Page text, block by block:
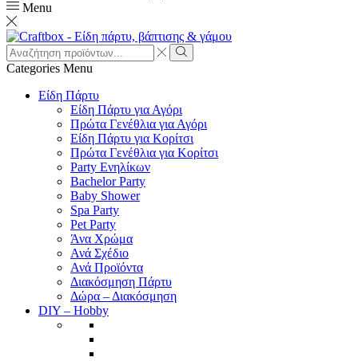
Menu
Search
input
Search
Categories Menu
Είδη Πάρτυ
Είδη Πάρτυ για Αγόρι
Πρώτα Γενέθλια για Αγόρι
Είδη Πάρτυ για Κορίτσι
Πρώτα Γενέθλια για Κορίτσι
Party Ενηλίκων
Bachelor Party
Baby Shower
Spa Party
Pet Party
Άνα Χρώμα
Ανά Σχέδιο
Ανά Προϊόντα
Διακόσμηση Πάρτυ
Δώρα – Διακόσμηση
DIY – Hobby